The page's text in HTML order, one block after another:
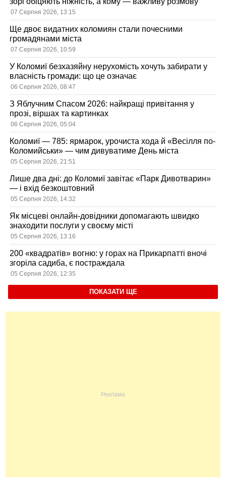
07 Серпня 2026, 13:15
Ще двоє видатних коломиян стали почесними
громадянами міста
07 Серпня 2026, 10:59
У Коломиї безхазяйну нерухомість хочуть забирати у
власність громади: що це означає
06 Серпня 2026, 08:47
З Яблучним Спасом 2026: найкращі привітання у
прозі, віршах та картинках
06 Серпня 2026, 05:04
Коломиї — 785: ярмарок, урочиста хода й «Весілля по-
Коломийськи» — чим дивуватиме День міста
05 Серпня 2026, 21:51
Лише два дні: до Коломиї завітає «Парк Дивотварин»
— і вхід безкоштовний
05 Серпня 2026, 14:32
Як місцеві онлайн-довідники допомагають швидко
знаходити послуги у своєму місті
05 Серпня 2026, 13:16
200 «квадратів» вогню: у горах на Прикарпатті вночі
згоріла садиба, є постраждала
05 Серпня 2026, 12:35
ПОКАЗАТИ ЩЕ